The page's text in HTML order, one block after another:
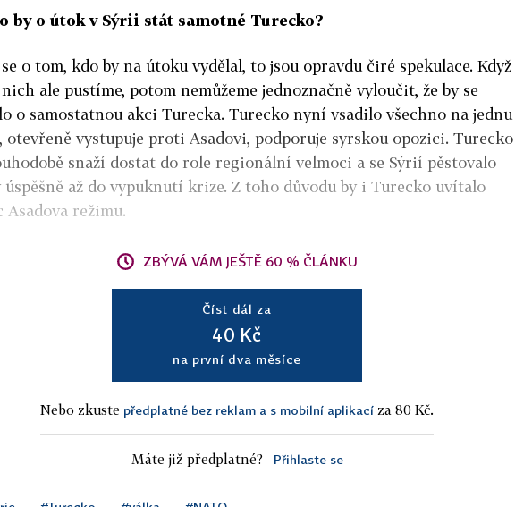
by o útok v Sýrii stát samotné Turecko?
o tom, kdo by na útoku vydělal, to jsou opravdu čiré spekulace. Když
nich ale pustíme, potom nemůžeme jednoznačně vyloučit, že by se
o samostatnou akci Turecka. Turecko nyní vsadilo všechno na jednu
otevřeně vystupuje proti Asadovi, podporuje syrskou opozici. Turecko
snaží dostat do role regionální velmoci a se Sýrií pěstovalo
úspěšně až do vypuknutí krize. Z toho důvodu by i Turecko uvítalo
Asadova režimu.
ZBÝVÁ VÁM JEŠTĚ 60 % ČLÁNKU
Číst dál za
40 Kč
na první dva měsíce
Nebo zkuste předplatné bez reklam a s mobilní aplikací za 80 Kč.
Máte již předplatné? Přihlaste se